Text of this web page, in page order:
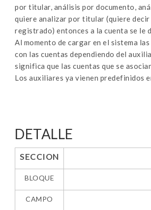
por titular, análisis por documento,
quiere analizar por titular (quiere
registrado) entonces a la cuenta se le
Al momento de cargar en el sistema
con las cuentas dependiendo del
significa que las cuentas que se
Los auxiliares ya vienen predefinidos
DETALLE
SECCION
BLOQUE
CAMPO